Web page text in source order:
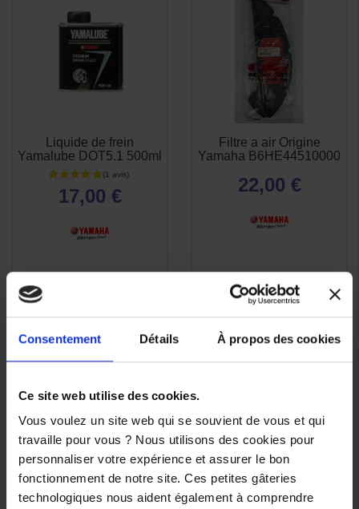
Consentement Détails À propos des cookies
Ce site web utilise des cookies.
Vous voulez un site web qui se souvient de vous et qui
travaille pour vous ? Nous utilisons des cookies pour
personnaliser votre expérience et assurer le bon
fonctionnement de notre site. Ces petites gâteries
technologiques nous aident également à comprendre
Liquide de frein
Yamalube DOT5.1 500ml
17,00 €
Filtre a air Origine
Yamaha B6HE44510000
22,00 €
APERÇU
RAPIDE
APERÇU
RAPIDE